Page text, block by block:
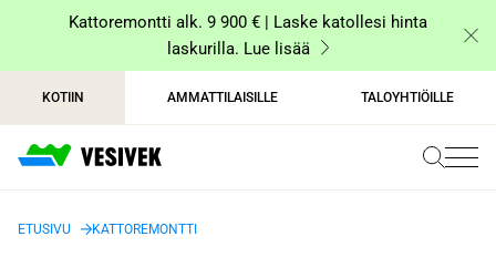
sisältöönKattoremontti alk. 9 900 € | Laske katollesi hinta
laskurilla. Lue lisää
KOTIIN AMMATTILAISILLE TALOYHTIÖILLE
ETUSIVU KATTOREMONTTI